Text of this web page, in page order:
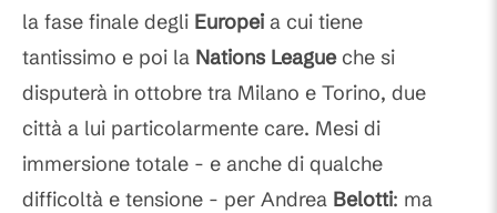
la fase finale degli Europei a cui tiene
tantissimo e poi la Nations Leagueche si
disputerà in ottobre tra Milano e Torino, due
città a lui particolarmente care. Mesi di
immersione totale - e anche di qualche
difficoltà e tensione - per Andrea Belotti: ma